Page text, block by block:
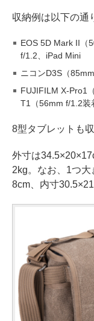
収納例は以下の通
EOS 5D Mark II（
f/1.2、iPad Mini
ニコンD3S（
FUJIFILM X-Pro1
T1（56mm f/1.2装
8型タブレットも
外寸は
2kg。なお、1つ
8cm、内寸